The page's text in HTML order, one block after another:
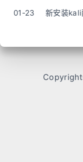
01-23 新安装